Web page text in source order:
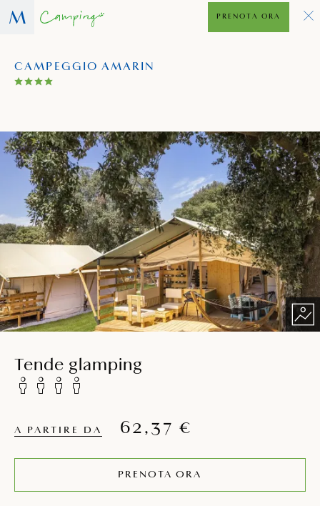
CAMPEGGIO AMARIN
PRENOTA ORA
Tende glamping
A PARTIRE DA 62,37 €
PRENOTA ORA